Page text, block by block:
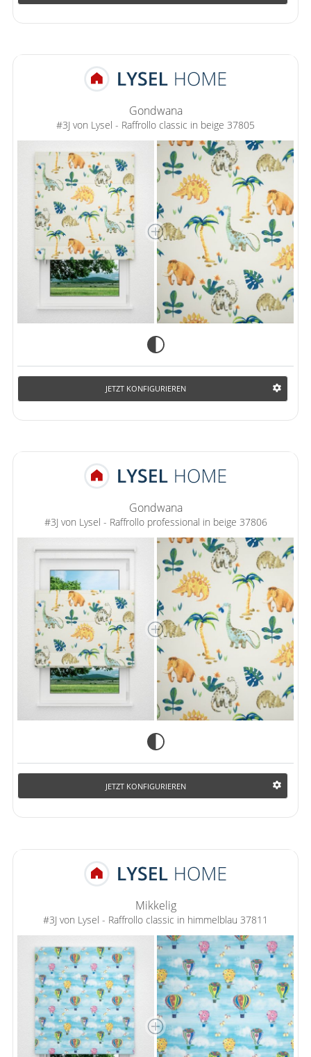
Gondwana
#3J von Lysel - Raffrollo classic in beige 37805
JETZT KONFIGURIEREN
Gondwana
#3J von Lysel - Raffrollo professional in beige 37806
JETZT KONFIGURIEREN
Mikkelig
#3J von Lysel - Raffrollo classic in himmelblau 37811